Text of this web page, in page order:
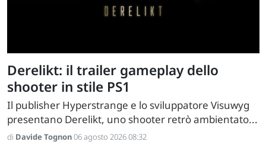
Derelikt: il trailer gameplay dello
shooter in stile PS1
Il publisher Hyperstrange e lo sviluppatore Visuwyg
presentano Derelikt, uno shooter retrò ambientato...
di Davide Tognon06 agosto 2026 08:32